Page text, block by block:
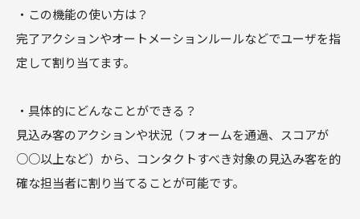
・この機能の使い方は？
完了アクションやオートメーションルールなどでユーザを指
定して割り当てます。
・具体的にどんなことができる？
見込み客のアクションや状況（フォームを通過、スコアが
○○以上など）から、コンタクトすべき対象の見込み客を的
確な担当者に割り当てることが可能です。